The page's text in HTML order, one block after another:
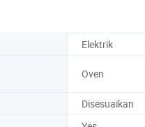
Elektrik
Oven
Disesuaikan